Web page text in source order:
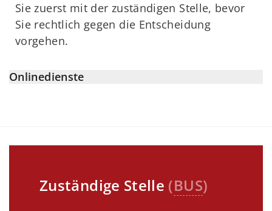
Sie zuerst mit der zuständigen Stelle, bevor
Sie rechtlich gegen die Entscheidung
vorgehen.
Onlinedienste
Zuständige Stelle (BUS)